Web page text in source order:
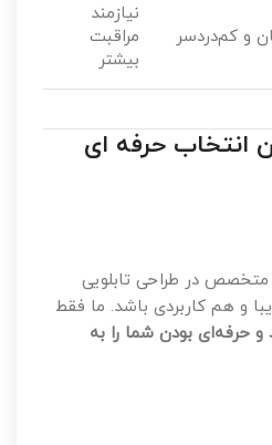
و کم‌دردسر
نیازمند
مراقبت
بیشتر
انتخاب حرفه ای
متخصص در طراحی تابلویی
و هم کاربردی باشد. ما فقط
و حرفه‌ای بودن شما را به